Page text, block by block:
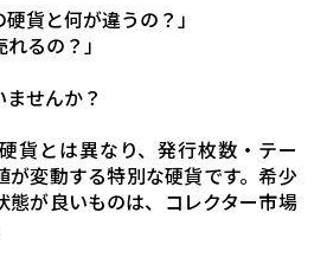
貨と何が違うの？」
るの？」
せんか？
貨とは異なり、発行枚数・テー
が変動する特別な硬貨です。希少
態が良いものは、コレクター市場